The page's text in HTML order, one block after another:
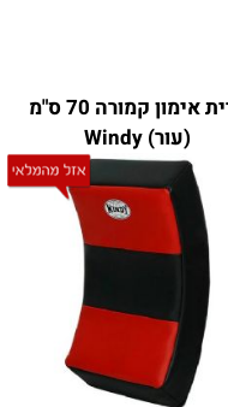
כרית אימון קמורה 70 ס"מ
(עור) Windy